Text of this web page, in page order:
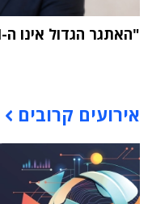
"האתגר הגדול אינו ה-AI אלא הטמעתה בארגון"
אירועים קרובים